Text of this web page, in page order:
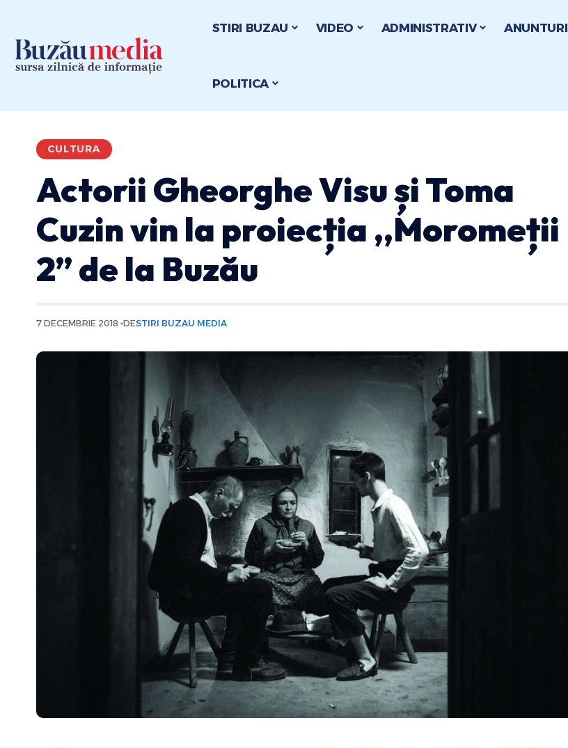
STIRI BUZAU VIDEO ADMINISTRATIV ANUNTURI
POLITICA
CULTURA
Actorii Gheorghe Visu și Toma
Cuzin vin la proiecția ,,Moromeții
2” de la Buzău
7 DECEMBRIE 2018 DESTIRI BUZAU MEDIA